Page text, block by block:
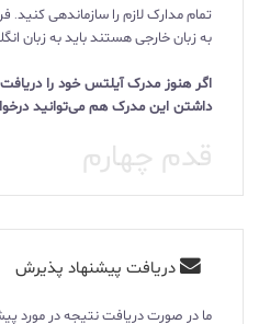
تمام مدارک لازم را سازماندهی
به زبان خارجی هستند باید به زبان
اگر هنوز مدرک آیلتس خود را
داشتن این مدرک هم می‌توانید
قدم چهارم
دریافت پیشنهاد پذیرش
ما در صورت دریافت نتیجه در مورد